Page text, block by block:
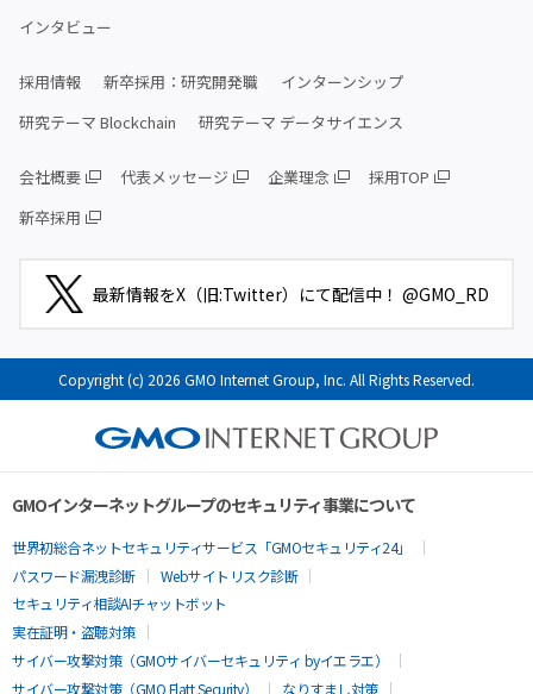
インタビュー
採用情報 新卒採用：研究開発職
インターンシップ
研究テーマ Blockchain
研究テーマ データサイエンス
会社概要 代表メッセージ 企業理念
採用TOP
新卒採用
最新情報をX（旧:Twitter）にて配信中！ @GMO_RD
Copyright (c) 2026 GMO Internet Group, Inc. All Rights Reserved.
GMOインターネットグループのセキュリティ事業について
世界初総合ネットセキュリティサービス「GMOセキュリティ24」
パスワード漏洩診断
Webサイトリスク診断
セキュリティ相談AIチャットボット
実在証明・盗聴対策
サイバー攻撃対策（GMOサイバーセキュリティ byイエラエ）
サイバー攻撃対策（GMO Flatt Security）
なりすまし対策